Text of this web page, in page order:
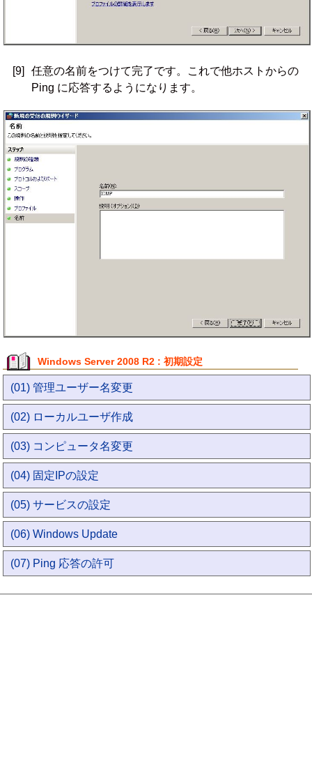
[9]
任意の名前をつけて完了です。これで他ホストからの
Ping に応答するようになります。
Windows Server 2008 R2 : 初期設定
(01) 管理ユーザー名変更
(02) ローカルユーザ作成
(03) コンピュータ名変更
(04) 固定IPの設定
(05) サービスの設定
(06) Windows Update
(07) Ping 応答の許可